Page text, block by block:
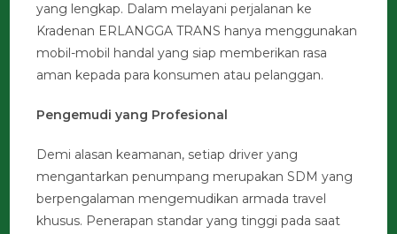
yang lengkap. Dalam melayani perjalanan ke
Kradenan ERLANGGA TRANS hanya menggunakan
mobil-mobil handal yang siap memberikan rasa
aman kepada para konsumen atau pelanggan.
Pengemudi yang Profesional
Demi alasan keamanan, setiap driver yang
mengantarkan penumpang merupakan SDM yang
berpengalaman mengemudikan armada travel
khusus. Penerapan standar yang tinggi pada saat